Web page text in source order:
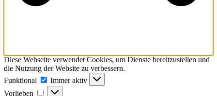
Diese Webseite verwendet Cookies, um Dienste bereitzustellen und
die Nutzung der Website zu verbessern.
Funktional
Funktional
Immer aktiv
Vorlieben
Vorlieben